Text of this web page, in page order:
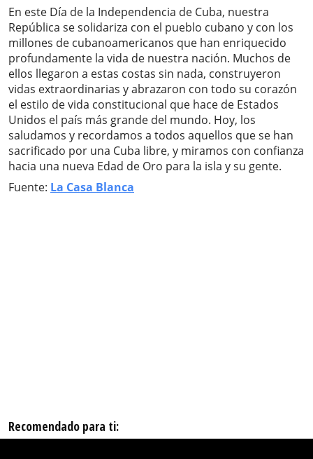
En este Día de la Independencia de Cuba, nuestra
República se solidariza con el pueblo cubano y con los
millones de cubanoamericanos que han enriquecido
profundamente la vida de nuestra nación. Muchos de
ellos llegaron a estas costas sin nada, construyeron
vidas extraordinarias y abrazaron con todo su corazón
el estilo de vida constitucional que hace de Estados
Unidos el país más grande del mundo. Hoy, los
saludamos y recordamos a todos aquellos que se han
sacrificado por una Cuba libre, y miramos con confianza
hacia una nueva Edad de Oro para la isla y su gente.
Fuente: La Casa Blanca
Recomendado para ti: